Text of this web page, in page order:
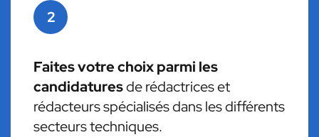
2
Faites votre choix parmi les
candidaturesde rédactrices et
rédacteurs spécialisés dans les différents
secteurs techniques.